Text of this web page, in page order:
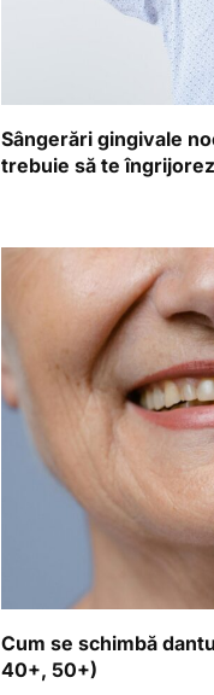
Sângerări gingivale
trebuie să te
Cum se schimbă
40+, 50+)